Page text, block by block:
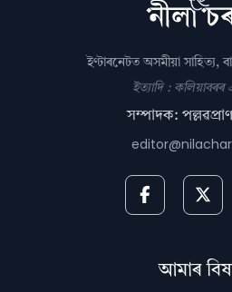
ইণ্টাৰনেটত অসমীয়া সাহিত্য,
ইত্যাদি : কলিয়াবৰৰ
সম্পাদক: পল্লৱপ্ৰাণ
আমাৰ